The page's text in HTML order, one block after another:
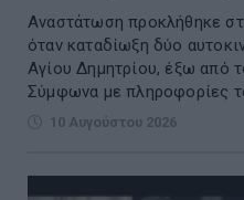
Αναστάτωση προκλήθηκε
όταν καταδίωξη δύο
Αγίου Δημητρίου, έξω από
Σύμφωνα με πληροφορίες
10 Αυγούστου 2026